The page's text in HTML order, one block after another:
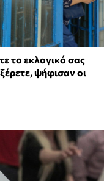
το εκλογικό σας
ψήφισαν οι